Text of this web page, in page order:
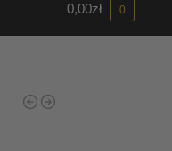
0,00zł 0